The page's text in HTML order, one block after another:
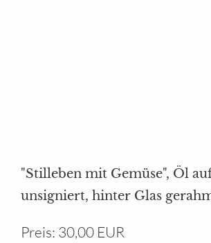
"Stilleben mit Gemüse", Öl
unsigniert, hinter Glas
Preis: 30,00 EUR